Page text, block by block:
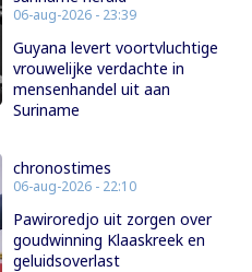
06-aug-2026 - 23:39
Guyana levert voortvluchtige
vrouwelijke verdachte in
mensenhandel uit aan
Suriname
chronostimes
06-aug-2026 - 22:10
Pawiroredjo uit zorgen over
goudwinning Klaaskreek en
geluidsoverlast